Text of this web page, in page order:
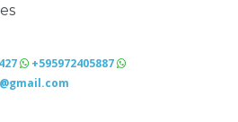
+595972405887